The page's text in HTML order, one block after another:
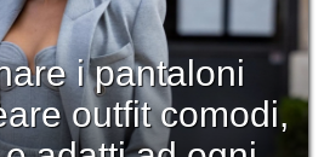
i pantaloni
outfit comodi,